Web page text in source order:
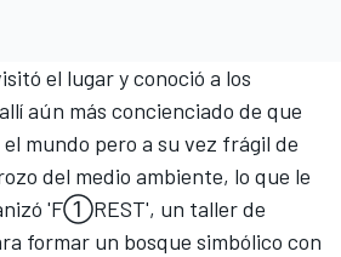
el lugar y conoció a los
aún más concienciado de que
mundo pero a su vez frágil de
del medio ambiente, lo que le
'F①REST', un taller de
formar un bosque simbólico con